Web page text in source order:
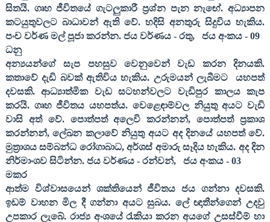
සිතයි. ගෘහ ජීවිතයේ ගැටලුකාරී ප්‍රශ්න පැන නැඟේ. අධ්‍යාපන
කටයුතුවලට බාධාවන් ඇති වේ. හදිසි අනතුරු සිදුවිය හැකිය.
පංච වර්ණ මල් පූජා කරන්න. ජය වර්ණය - රතු, ජය අංකය -09
ධනු
අන්‍යයන්ගේ සැප පහසුව වෙනුවෙන් වැඩ කරන දිනයකි.
කතාවේ දැඩි බවක් ඇතිවිය හැකිය. උරුමයන් ලැබීමට
යහපත්
දවසකි. ආධ්‍යාත්මික වැඩ සටහන්වලට වැඩිපුර කාලය කැප
කරයි. ගෘහ ජීවිතය යහපත්ය. වෙළෙඳාම්වල නියුතු අයට වැඩි
වාසි අත් වේ. පොත්පත් අලෙවි කරන්නන්,පොත්පත් ප්‍රකාශ
කරන්නන්,ලේඛන කලාවේ නියුතු අයට අද දිනයේ යහපත් වේ.
මුත්‍රාශය සම්බන්ධ රෝගාබාධ,අර්ශස් අමාරු සෑදිය හැකිය. අද දින
නිර්මාංශව සිටින්න. ජය වර්ණය - රන්වන්, ජය අංකය -03
මකර
ආත්ම විශ්වාසයෙන් ශක්තියෙන් ජීවිතය ජය ගන්නා දවසකි.
ඉඩම් වාහන මිල දී ගන්නා අයට සුබය. ලේ ඥාතීන්ගෙන් උදවු
උපකාර ලැබේ. රාජ්‍ය අංශයේ රැකියා කරන අයගේ උසස්වීම් හා